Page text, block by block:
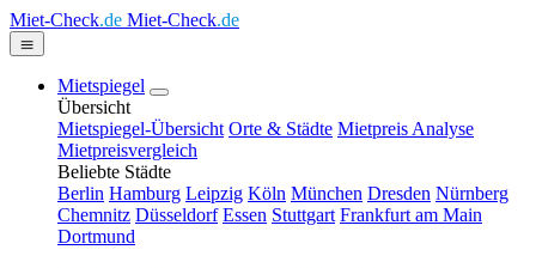
Miet-Check.de Miet-Check.de
Mietspiegel
Übersicht
Mietspiegel-Übersicht Orte & Städte Mietpreis Analyse
Mietpreisvergleich
Beliebte Städte
Berlin Hamburg Leipzig Köln München Dresden Nürnberg
Chemnitz Düsseldorf Essen Stuttgart Frankfurt am Main
Dortmund